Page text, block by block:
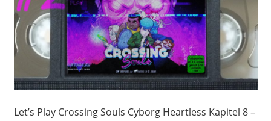
Let’s Play Crossing Souls Cyborg Heartless Kapitel 8 –